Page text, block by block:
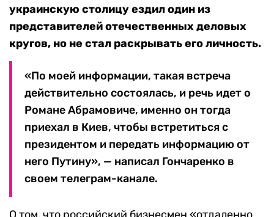
украинскую столицу ездил один из
представителей отечественных деловых
кругов, но не стал раскрывать его личность.
«По моей информации, такая встреча
действительно состоялась, и речь идет о
Романе Абрамовиче, именно он тогда
приехал в Киев, чтобы встретиться с
президентом и передать информацию от
него Путину», — написал Гончаренко в
своем телеграм-канале.